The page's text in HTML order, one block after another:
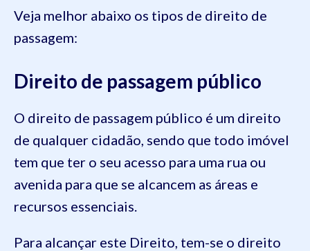
Veja melhor abaixo os tipos de direito de
passagem:
Direito de passagem público
O direito de passagem público é um direito
de qualquer cidadão, sendo que todo imóvel
tem que ter o seu acesso para uma rua ou
avenida para que se alcancem as áreas e
recursos essenciais.
Para alcançar este Direito, tem-se o direito